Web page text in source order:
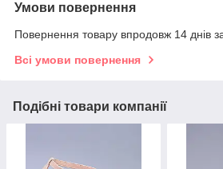
Умови повернення
Повернення товару впродовж 14 днів
Всі умови повернення
Подібні товари компанії